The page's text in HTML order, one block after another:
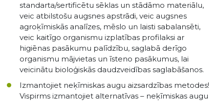
standarta/sertificētu sēklas un stādāmo materiālu,
veic atbilstošu augsnes apstrādi, veic augsnes
agroķīmiskās analīzes, mēslo un laisti sabalansēti,
veic kaitīgo organismu izplatības profilaksi ar
higiēnas pasākumu palīdzību, saglabā derīgo
organismu mājvietas un īsteno pasākumus, lai
veicinātu bioloģiskās daudzveidības saglabāšanos.
Izmantojiet neķīmiskas augu aizsardzības metodes!
Vispirms izmantojiet alternatīvas – neķīmiskas augu